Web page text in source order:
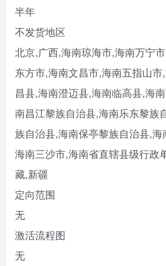
半年
不发货地区
北京,广西,海南琼海市,海南万宁
东方市,海南文昌市,海南五指山
昌县,海南澄迈县,海南临高县,海
南昌江黎族自治县,海南乐东黎族
族自治县,海南保亭黎族自治县,
海南三沙市,海南省直辖县级行政
藏,新疆
定向范围
无
激活流程图
无